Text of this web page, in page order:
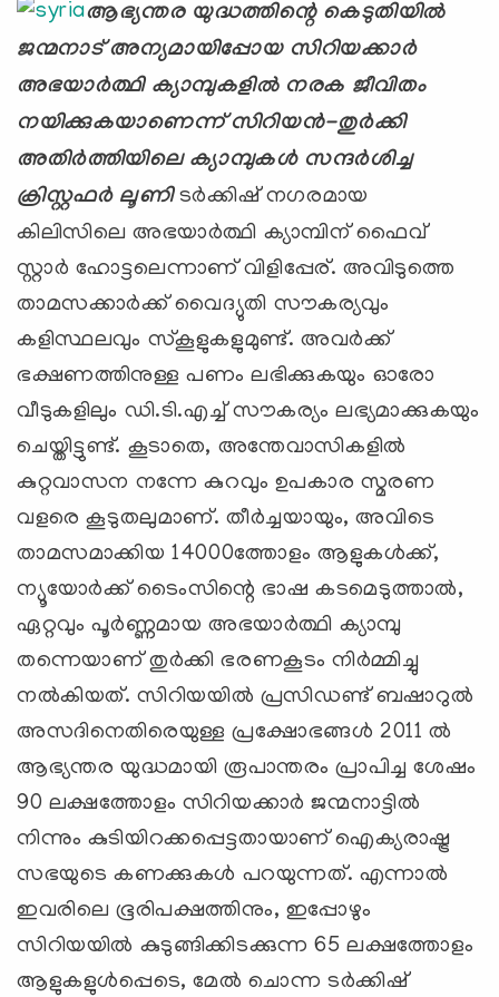
ആഭ്യന്തര യുദ്ധത്തിന്റെ കെടുതിയില്‍
ജന്മനാട് അന്യമായിപ്പോയ സിറിയക്കാര്‍
അഭയാര്‍ത്ഥി ക്യാമ്പുകളില്‍ നരക ജീവിതം
നയിക്കുകയാണെന്ന് സിറിയന്‍-തുര്‍ക്കി
അതിര്‍ത്തിയിലെ ക്യാമ്പുകള്‍ സന്ദര്‍ശിച്ച
ക്രിസ്റ്റഫര്‍ ലൂണിടര്‍ക്കിഷ് നഗരമായ
കിലിസിലെ അഭയാര്‍ത്ഥി ക്യാമ്പിന് ഫൈവ്
സ്റ്റാര്‍ ഹോട്ടലെന്നാണ് വിളിപ്പേര്. അവിടുത്തെ
താമസക്കാര്‍ക്ക് വൈദ്യുതി സൗകര്യവും
കളിസ്ഥലവും സ്‌കൂളുകളുമുണ്ട്. അവര്‍ക്ക്
ഭക്ഷണത്തിനുള്ള പണം ലഭിക്കുകയും ഓരോ
വീടുകളിലും ഡി.ടി.എച്ച് സൗകര്യം ലഭ്യമാക്കുകയും
ചെയ്തിട്ടുണ്ട്. കൂടാതെ, അന്തേവാസികളില്‍
കുറ്റവാസന നന്നേ കുറവും ഉപകാര സ്മരണ
വളരെ കൂടുതലുമാണ്. തീര്‍ച്ചയായും, അവിടെ
താമസമാക്കിയ 14000ത്തോളം ആളുകള്‍ക്ക്,
ന്യൂയോര്‍ക്ക് ടൈംസിന്റെ ഭാഷ കടമെടുത്താല്‍,
ഏറ്റവും പൂര്‍ണ്ണമായ അഭയാര്‍ത്ഥി ക്യാമ്പു
തന്നെയാണ് തുര്‍ക്കി ഭരണകൂടം നിര്‍മ്മിച്ചു
നല്‍കിയത്. സിറിയയില്‍ പ്രസിഡണ്ട് ബഷാറുല്‍
അസദിനെതിരെയുള്ള പ്രക്ഷോഭങ്ങള്‍ 2011 ല്‍
ആഭ്യന്തര യുദ്ധമായി രൂപാന്തരം പ്രാപിച്ച ശേഷം
90 ലക്ഷത്തോളം സിറിയക്കാര്‍ ജന്മനാട്ടില്‍
നിന്നും കുടിയിറക്കപ്പെട്ടതായാണ് ഐക്യരാഷ്ട്ര
സഭയുടെ കണക്കുകള്‍ പറയുന്നത്. എന്നാല്‍
ഇവരിലെ ഭൂരിപക്ഷത്തിനും, ഇപ്പോഴും
സിറിയയില്‍ കുടുങ്ങിക്കിടക്കുന്ന 65 ലക്ഷത്തോളം
ആളുകളുള്‍പ്പെടെ, മേല്‍ ചൊന്ന ടര്‍ക്കിഷ്